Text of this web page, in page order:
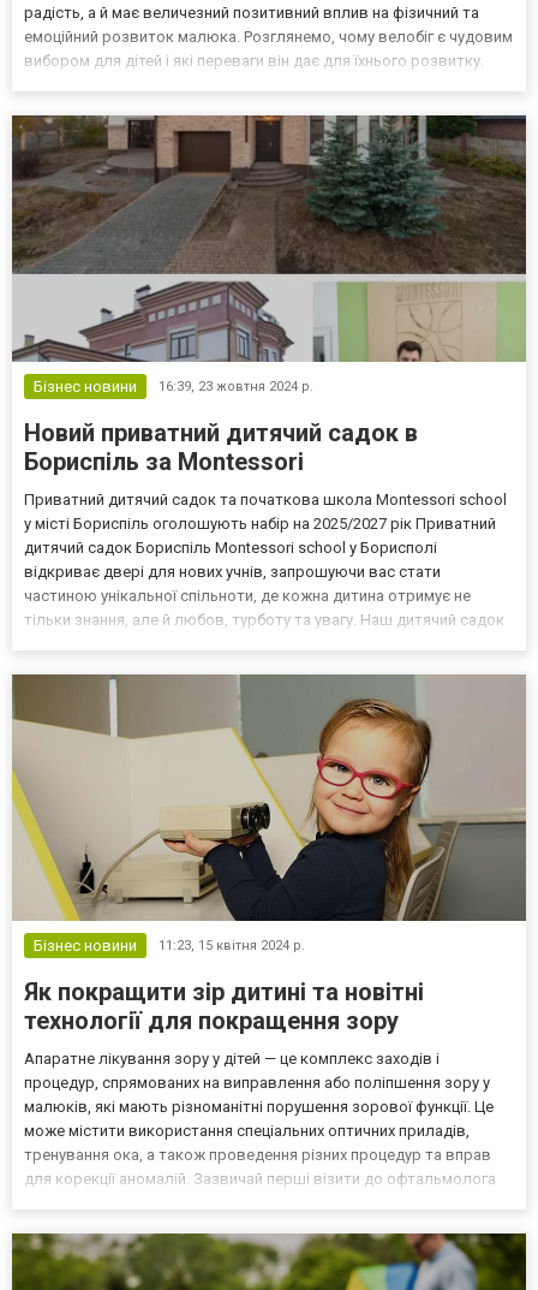
радість, а й має величезний позитивний вплив на фізичний та
емоційний розвиток малюка. Розглянемо, чому велобіг є чудовим
вибором для дітей і які переваги він дає для їхнього розвитку.
Бізнес новини 16:39, 23 жовтня 2024 р.
Новий приватний дитячий садок в
Бориспіль за Montessori
Приватний дитячий садок та початкова школа Montessori school
у місті Бориспіль оголошують набір на 2025/2027 рік Приватний
дитячий садок Бориспіль Montessori school у Борисполі
відкриває двері для нових учнів, запрошуючи вас стати
частиною унікальної спільноти, де кожна дитина отримує не
тільки знання, але й любов, турботу та увагу. Наш дитячий садок
Бізнес новини 11:23, 15 квітня 2024 р.
Як покращити зір дитині та новітні
технології для покращення зору
Апаратне лікування зору у дітей — це комплекс заходів і
процедур, спрямованих на виправлення або поліпшення зору у
малюків, які мають різноманітні порушення зорової функції. Це
може містити використання спеціальних оптичних приладів,
тренування ока, а також проведення різних процедур та вправ
для корекції аномалій. Зазвичай перші візити до офтальмолога